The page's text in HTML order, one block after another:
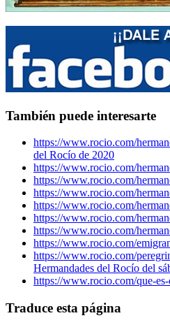
También puede interesarte
https://www.rocio.com/
del Rocío de 2020
https://www.rocio.com/
https://www.rocio.com/
https://www.rocio.com/
https://www.rocio.com/
https://www.rocio.com/
https://www.rocio.com/
https://www.rocio.com/
https://www.rocio.com/
Hermandades del Rocío del
https://www.rocio.com/que-
Traduce esta página